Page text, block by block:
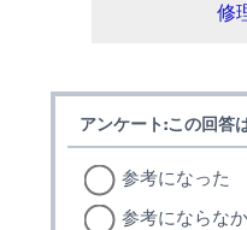
修
アンケート:この回答
参考になった
参考にならな